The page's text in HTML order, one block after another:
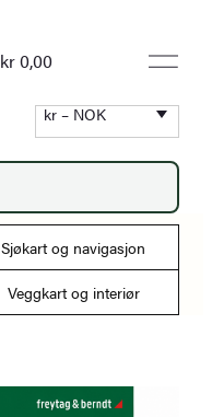
kr 0,00
kr – NOK
Sjøkart og navigasjon
Veggkart og interiør